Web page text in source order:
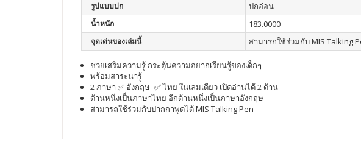
รูปแบบปก ปกอ่อน
น้ำหนัก 183.0000
จุดเด่นของเล่มนี้ สามารถใช้ร่วมกับ MIS Talking
ช่วยเสริมความรู้ กระตุ้นความอยากเรียนรู้ของเด็กๆ
พร้อมสาระน่ารู้
2 ภาษา ✅ อังกฤษ- ✅ ไทย ในเล่มเดียว เปิดอ่านได้ 2 ด้าน
ด้านหนึ่งเป็นภาษาไทย อีกด้านหนึ่งเป็นภาษาอังกฤษ
สามารถใช้ร่วมกับปากกาพูดได้ MIS Talking Pen